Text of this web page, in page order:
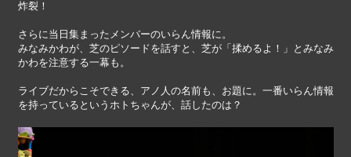
炸裂！
さらに当日集まったメンバーのいらん情報に。
みなみかわが、芝のピソードを話すと、芝が「揉めるよ！」とみなみ
かわを注意する一幕も。
ライブだからこそできる、アノ人の名前も、お題に。一番いらん情報
を持っているというホトちゃんが、話したのは？